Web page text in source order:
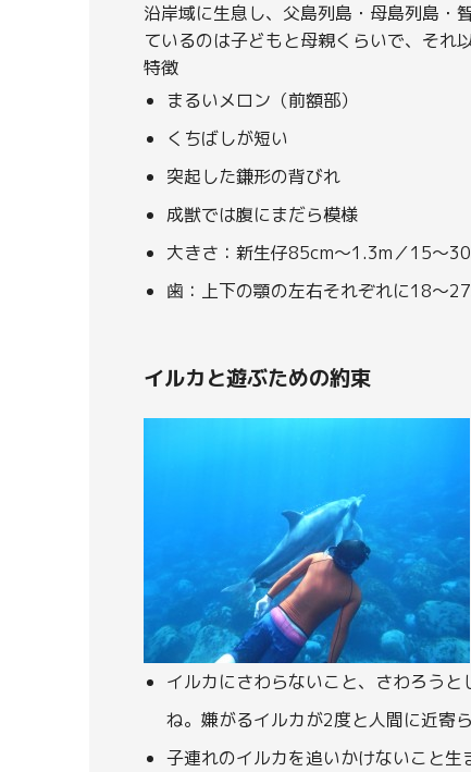
沿岸域に生息し、父島列島・母島列島
ているのは子どもと母親くらいで、それ
特徴
まるいメロン（前額部）
くちばしが短い
突起した鎌形の背びれ
成獣では腹にまだら模様
大きさ：新生仔85cm～1.3m／15～
歯：上下の顎の左右それぞれに18～
イルカと遊ぶための約束
イルカにさわらないこと、さわろう
ね。嫌がるイルカが2度と人間に近寄
子連れのイルカを追いかけないこと